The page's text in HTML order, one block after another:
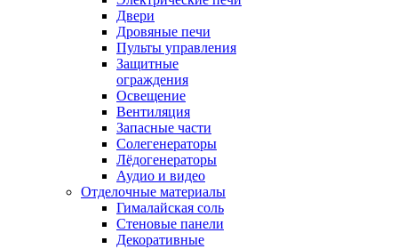
Двери
Дровяные печи
Пульты управления
Защитные
ограждения
Освещение
Вентиляция
Запасные части
Солегенераторы
Лёдогенераторы
Аудио и видео
Отделочные материалы
Гималайская соль
Стеновые панели
Декоративные